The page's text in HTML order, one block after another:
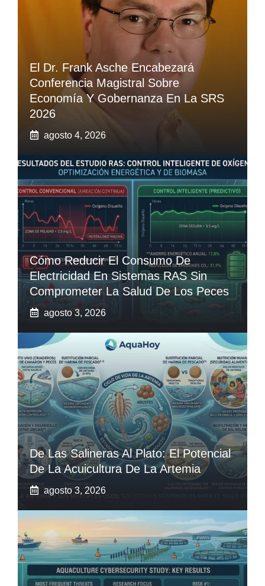
El Dr. Frank Asche Encabezará
Conferencia Magistral Sobre
Economía Y Gobernanza En La SRS
2026
agosto 4, 2026
Cómo Reducir El Consumo De
Electricidad En Sistemas RAS Sin
Comprometer La Salud De Los Peces
agosto 3, 2026
De Las Salineras Al Plato: El Potencial
De La Acuicultura De La Artemia
agosto 3, 2026